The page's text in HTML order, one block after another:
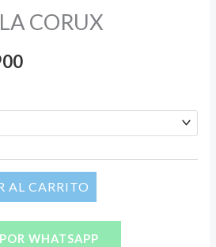
CORUX
CARRITO
WHATSAPP